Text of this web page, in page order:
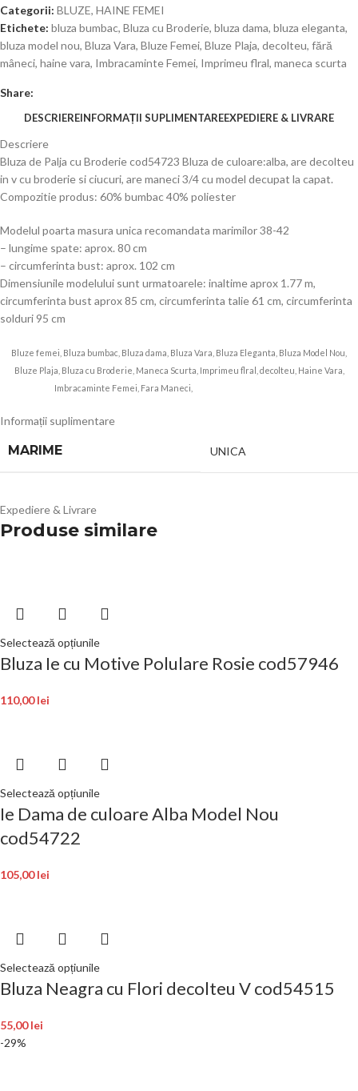
Categorii: BLUZE, HAINE FEMEI
Etichete: bluza bumbac, Bluza cu Broderie, bluza dama, bluza eleganta,
bluza model nou, Bluza Vara, Bluze Femei, Bluze Plaja, decolteu, fără
mâneci, haine vara, Imbracaminte Femei, Imprimeu flral, maneca scurta
Share:
DESCRIEREINFORMAȚII SUPLIMENTAREEXPEDIERE & LIVRARE
Descriere
Bluza de Palja cu Broderie cod54723 Bluza de culoare:alba, are decolteu
in v cu broderie si ciucuri, are maneci 3/4 cu model decupat la capat.
Compozitie produs: 60% bumbac 40% poliester
Modelul poarta masura unica recomandata marimilor 38-42
– lungime spate: aprox. 80 cm
– circumferinta bust: aprox. 102 cm
Dimensiunile modelului sunt urmatoarele: inaltime aprox 1.77 m,
circumferinta bust aprox 85 cm, circumferinta talie 61 cm, circumferinta
solduri 95 cm
Bluze femei, Bluza bumbac, Bluza dama, Bluza Vara, Bluza Eleganta, Bluza Model Nou,
Bluze Plaja, Bluza cu Broderie, Maneca Scurta, Imprimeu flral, decolteu, Haine Vara,
Imbracaminte Femei, Fara Maneci,
Informații suplimentare
MARIME UNICA
Expediere & Livrare
Produse similare
Selectează opțiunile
Bluza Ie cu Motive Polulare Rosie cod57946
110,00lei
Selectează opțiunile
Ie Dama de culoare Alba Model Nou
cod54722
105,00lei
Selectează opțiunile
Bluza Neagra cu Flori decolteu V cod54515
55,00lei
-29%